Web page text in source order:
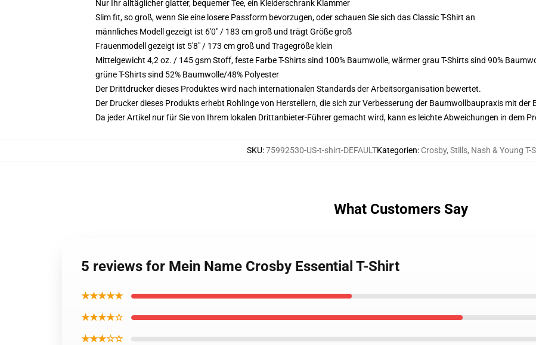
Nur Ihr alltäglicher glatter, bequemer Tee, ein Kleiderschrank Klammer
Slim fit, so groß, wenn Sie eine losere Passform bevorzugen, oder schauen Sie sich das Classic T-Shirt an
männliches Modell gezeigt ist 6'0" / 183 cm groß und trägt Größe groß
Frauenmodell gezeigt ist 5'8" / 173 cm groß und Tragegröße klein
Mittelgewicht 4,2 oz. / 145 gsm Stoff, feste Farbe T-Shirts sind 100% Baumwolle, wärmer grau T-Shirts sind 90%
grüne T-Shirts sind 52% Baumwolle/48% Polyester
Der Drittdrucker dieses Produktes wird nach internationalen Standards der Arbeitsorganisation bewertet.
Der Drucker dieses Produkts erhebt Rohlinge von Herstellern, die sich zur Verbesserung der Baumwollbaupraxis mit
Da jeder Artikel nur für Sie von Ihrem lokalen Drittanbieter-Führer gemacht wird, kann es leichte Abweichungen in dem
SKU:75992530-US-t-shirt-DEFAULTKategorien: Crosby, Stills, Nash & Young T-
What Customers Say
5 reviews for Mein Name Crosby Essential T-Shirt
★★★★★
★★★★☆
★★★☆☆